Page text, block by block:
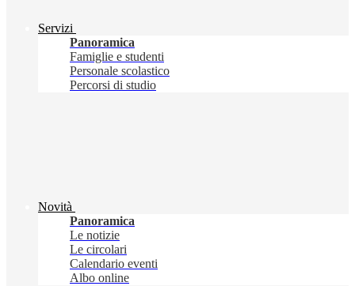
Servizi
Panoramica
Famiglie e studenti
Personale scolastico
Percorsi di studio
Novità
Panoramica
Le notizie
Le circolari
Calendario eventi
Albo online